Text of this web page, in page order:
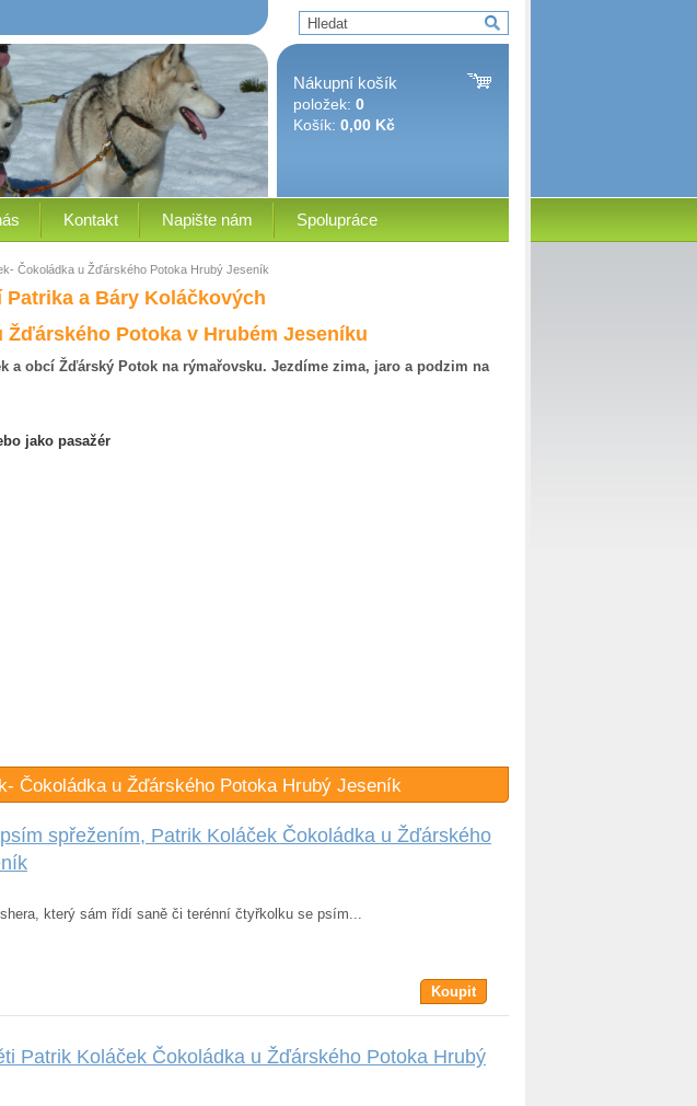
Nákupní košík
položek: 0
Košík: 0,00 Kč
Kontakt Napište nám Spolupráce
Čokoládka u Žďárského Potoka Hrubý Jeseník
Patrika a Báry Koláčkových
Žďárského Potoka v Hrubém Jeseníku
a obcí Žďárský Potok na rýmařovsku. Jezdíme zima, jaro a podzim na
jako pasažér
Čokoládka u Žďárského Potoka Hrubý Jeseník
spřežením, Patrik Koláček Čokoládka u Žďárského
který sám řídí saně či terénní čtyřkolku se psím...
Koupit
Patrik Koláček Čokoládka u Žďárského Potoka Hrubý